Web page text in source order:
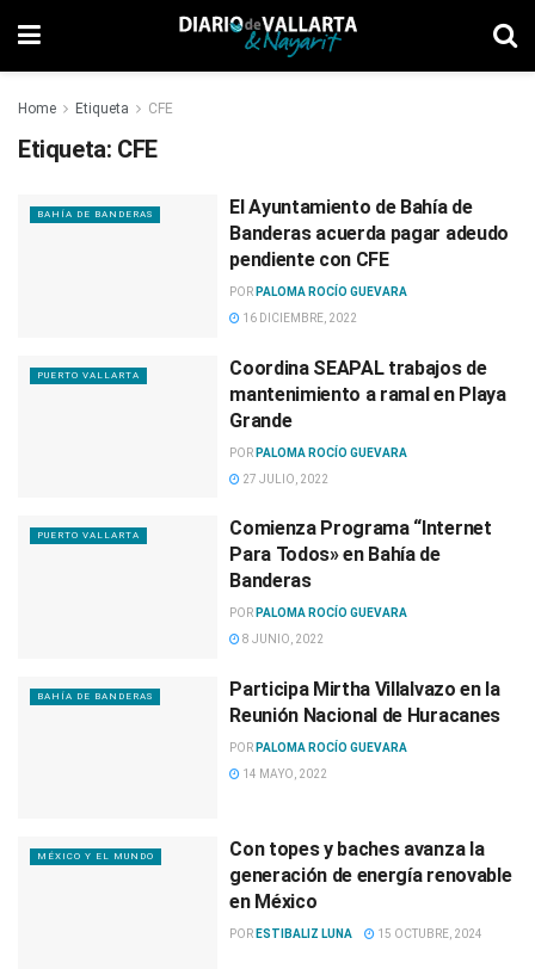
Home Etiqueta CFE
Etiqueta: CFE
BAHÍA DE BANDERAS
El Ayuntamiento de Bahía de
Banderas acuerda pagar adeudo
pendiente con CFE
POR PALOMA ROCÍO GUEVARA
16 DICIEMBRE, 2022
PUERTO VALLARTA
Coordina SEAPAL trabajos de
mantenimiento a ramal en Playa
Grande
POR PALOMA ROCÍO GUEVARA
27 JULIO, 2022
PUERTO VALLARTA
Comienza Programa “Internet
Para Todos» en Bahía de
Banderas
POR PALOMA ROCÍO GUEVARA
8 JUNIO, 2022
BAHÍA DE BANDERAS
Participa Mirtha Villalvazo en la
Reunión Nacional de Huracanes
POR PALOMA ROCÍO GUEVARA
14 MAYO, 2022
MÉXICO Y EL MUNDO
Con topes y baches avanza la
generación de energía renovable
en México
POR ESTIBALIZ LUNA 15 OCTUBRE, 2024